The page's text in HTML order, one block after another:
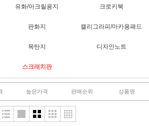
유화/아크릴용지 크로키북
판화지 캘리그라피/마카용패드
목탄지 디자인노트
스크래치판
높은가격 판매순위 상품명